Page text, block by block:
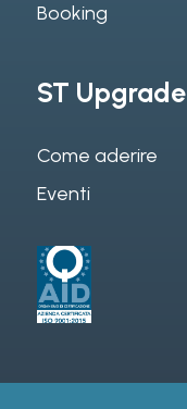
Booking
ST Upgrade
Come aderire
Eventi